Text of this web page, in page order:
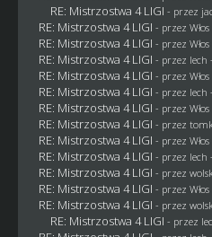
RE: Mistrzostwa 4 LIGI - przez
RE: Mistrzostwa 4 LIGI - przez Włos
RE: Mistrzostwa 4 LIGI - przez Włos
RE: Mistrzostwa 4 LIGI - przez lech
RE: Mistrzostwa 4 LIGI - przez Włos
RE: Mistrzostwa 4 LIGI - przez lech
RE: Mistrzostwa 4 LIGI - przez Włos
RE: Mistrzostwa 4 LIGI - przez
RE: Mistrzostwa 4 LIGI - przez Włos
RE: Mistrzostwa 4 LIGI - przez lech
RE: Mistrzostwa 4 LIGI - przez
RE: Mistrzostwa 4 LIGI - przez Włos
RE: Mistrzostwa 4 LIGI - przez
RE: Mistrzostwa 4 LIGI - przez